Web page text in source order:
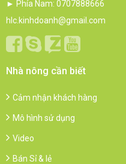
► Phía Nam: 0707888666
hlc.kinhdoanh@gmail.com
Nhà nông cần biết
Cảm nhận khách hàng
Mô hình sử dụng
Video
Bán Sỉ & lẻ